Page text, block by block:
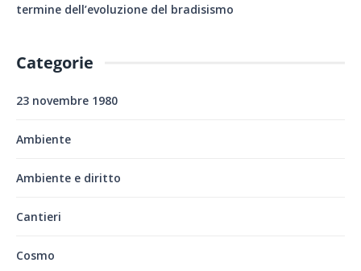
termine dell’evoluzione del bradisismo
Categorie
23 novembre 1980
Ambiente
Ambiente e diritto
Cantieri
Cosmo